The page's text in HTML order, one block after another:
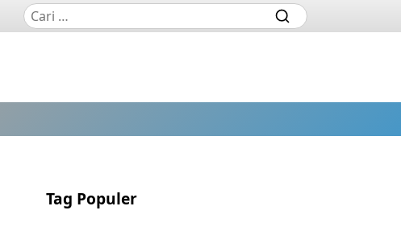
Tag Populer